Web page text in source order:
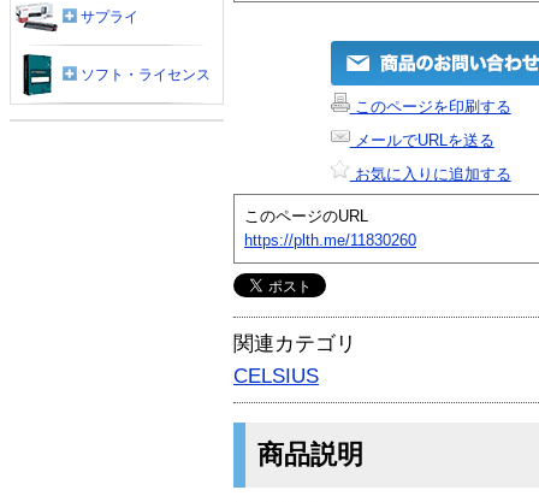
このページを印刷する
メールでURLを送る
お気に入りに追加する
このページのURL
https://plth.me/11830260
関連カテゴリ
CELSIUS
商品説明
サプライ
ソフト・ライセンス